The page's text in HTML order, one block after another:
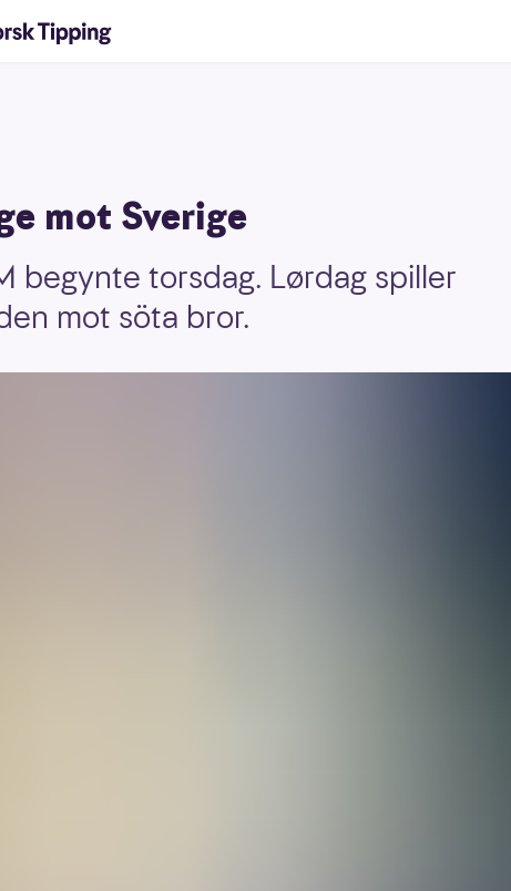
mot Sverige
begynte torsdag. Lørdag spiller
mot söta bror.